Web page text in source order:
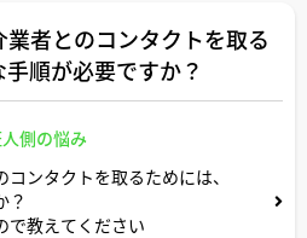
者とのコンタクトを取る
順が必要ですか？
側の悩み
ンタクトを取るためには、
？
で教えてください